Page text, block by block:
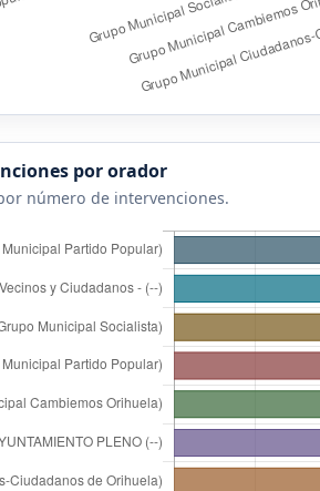
por orador
número de intervenciones.